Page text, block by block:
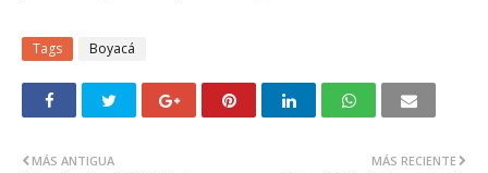
Tags Boyacá
MÁS RECIENTE
MÁS ANTIGUA